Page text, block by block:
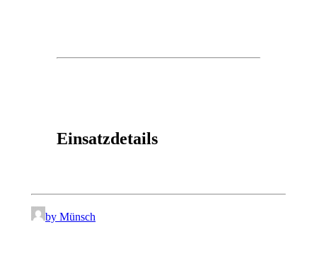
Einsatzdetails
by Münsch